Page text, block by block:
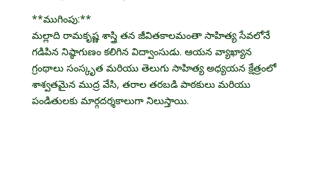
**ముగింపు:**
మల్లాది రామకృష్ణ శాస్త్రి తన జీవితకాలమంతా సాహిత్య సేవలోనే
గడిపిన నిష్ఠాగుణం కలిగిన విద్వాంసుడు. ఆయన వ్యాఖ్యాన
గ్రంథాలు సంస్కృత మరియు తెలుగు సాహిత్య అధ్యయన క్షేత్రంలో
శాశ్వతమైన ముద్ర వేసి, తరాల తరబడి పాఠకులు మరియు
పండితులకు మార్గదర్శకాలుగా నిలుస్తాయి.